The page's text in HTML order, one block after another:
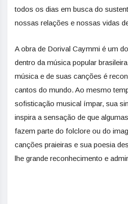
todos os dias em busca do
nossas relações e nossas vidas
A obra de Dorival Caymmi é um
dentro da música popular
música e de suas canções é
cantos do mundo. Ao mesmo
sofisticação musical ímpar, sua
inspira a sensação de que
fazem parte do folclore ou do
canções praieiras e sua poesia
lhe grande reconhecimento e